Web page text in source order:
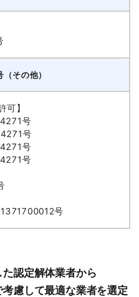
その他）
可】
号
号
号
号
号
認定解体業者から
慮して最適な業者を選定